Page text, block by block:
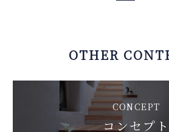
OTHER
CONCEPT
コンセプト